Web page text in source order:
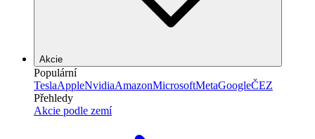
Akcie
Populární
TeslaAppleNvidiaAmazonMicrosoftMetaGoogleČEZ
Přehledy
Akcie podle zemí